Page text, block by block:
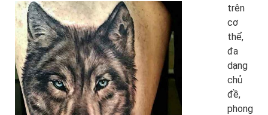
trên
cơ
thể,
đa
dạng
chủ
đề,
phong